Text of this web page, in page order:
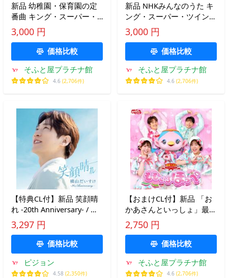
新品 幼稚園・保育園の定
番曲 キング・スーパー・
ツイン・シリーズ 2026 /
(CD) KICW7811
3,000 円
価格比較
そふと屋プラチナ館
4.6 (2,706件)
新品 NHKみんなのうた キ
ング・スーパー・ツイン・
シリーズ 2026 / (CD)
KICW7815
3,000 円
価格比較
そふと屋プラチナ館
4.6 (2,706件)
【特典CL付】新品 笑顔晴
れ -20th Anniversary- / 横
山だいすけ(CD) KICG8928
3,297 円
価格比較
ピジョン
4.58 (2,350件)
【おまけCL付】新品 「お
かあさんといっしょ」最新
ベスト ももいろほっぺ /
NHKおかあさんといっし
ょ(CD) PCCG2468
2,750 円
価格比較
そふと屋プラチナ館
4.6 (2,706件)